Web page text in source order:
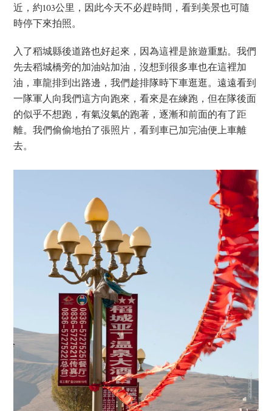
近，約103公里，因此今天不必趕時間，看到美景也可隨
時停下來拍照。
入了稻城縣後道路也好起來，因為這裡是旅遊重點。我們
先去稻城橋旁的加油站加油，沒想到很多車也在這裡加
油，車龍排到出路邊，我們趁排隊時下車逛逛。遠遠看到
一隊軍人向我們這方向跑來，看來是在練跑，但在隊後面
的似乎不想跑，有氣沒氣的跑著，逐漸和前面的有了距
離。我們偷偷地拍了張照片，看到車已加完油便上車離
去。